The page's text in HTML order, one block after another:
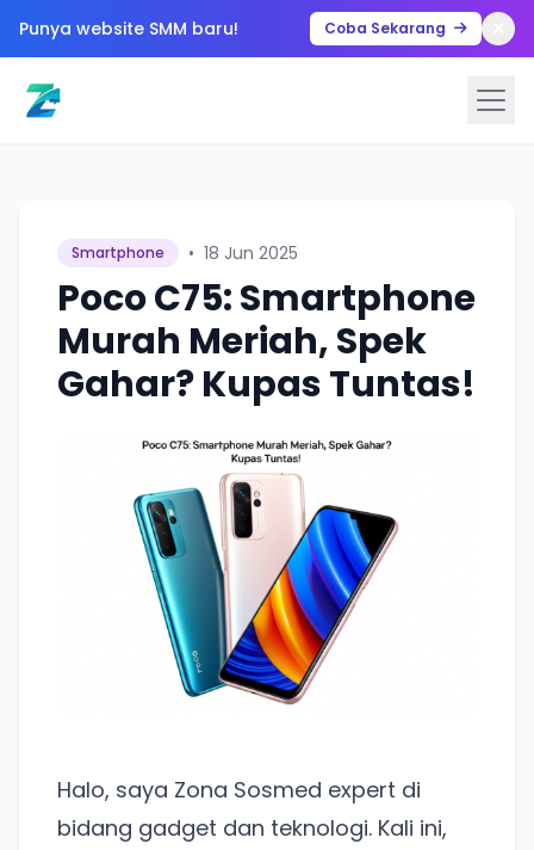
Punya website SMM baru! Coba Sekarang
Smartphone • 18 Jun 2025
Poco C75: Smartphone
Murah Meriah, Spek
Gahar? Kupas Tuntas!
Halo, saya Zona Sosmed expert di
bidang gadget dan teknologi. Kali ini,